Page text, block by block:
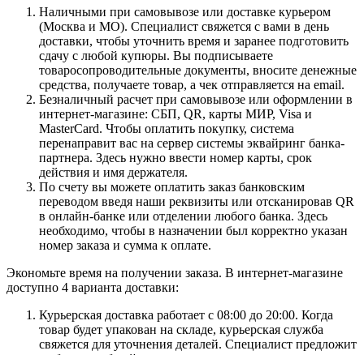
Наличными при самовывозе или доставке курьером
(Москва и МО). Специалист свяжется с вами в день
доставки, чтобы уточнить время и заранее подготовить
сдачу с любой купюры. Вы подписываете
товаросопроводительные документы, вносите денежные
средства, получаете товар, а чек отправляется на email.
Безналичный расчет при самовывозе или оформлении в
интернет-магазине: СБП, QR, карты МИР, Visa и
MasterCard. Чтобы оплатить покупку, система
перенаправит вас на сервер системы эквайринг банка-
партнера. Здесь нужно ввести номер карты, срок
действия и имя держателя.
По счету вы можете оплатить заказ банковским
переводом введя наши реквизиты или отсканировав QR
в онлайн-банке или отделении любого банка. Здесь
необходимо, чтобы в назначении был корректно указан
номер заказа и сумма к оплате.
Экономьте время на получении заказа. В интернет-магазине
доступно 4 варианта доставки:
Курьерская доставка работает с 08:00 до 20:00. Когда
товар будет упакован на складе, курьерская служба
свяжется для уточнения деталей. Специалист предложит